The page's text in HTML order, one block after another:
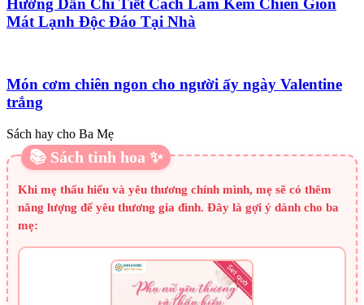
Mát Lạnh Độc Đáo Tại Nhà
Món cơm chiên ngon cho người ấy ngày Valentine
trắng
Sách hay cho Ba Mẹ
📚 Sách tinh hoa ✨
Khi mẹ thấu hiểu và yêu thương chính mình, mẹ sẽ có thêm
năng lượng để yêu thương gia đình. Đây là gợi ý dành cho ba
mẹ: